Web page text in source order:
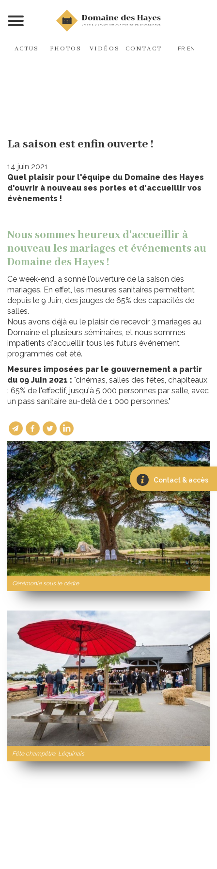
Contact & accès
ACTUS PHOTOS VIDÉOS CONTACT FR EN
La saison est enfin ouverte !
14 juin 2021
Quel plaisir pour l'équipe du Domaine des Hayes
d'ouvrir à nouveau ses portes et d'accueillir vos
évènements !
Nous sommes heureux d'accueillir à
nouveau les mariages et événements au
Domaine des Hayes !
Ce week-end, a sonné l'ouverture de la saison des
mariages. En effet, les mesures sanitaires permettent
depuis le 9 Juin, des jauges de 65% des capacités de
salles.
Nous avons déjà eu le plaisir de recevoir 3 mariages au
Domaine et plusieurs séminaires, et nous sommes
impatients d'accueillir tous les futurs événement
programmés cet été.
Mesures imposées par le gouvernement a partir
du 09 Juin 2021 : "cinémas, salles des fêtes, chapiteaux
: 65% de l'effectif, jusqu'à 5 000 personnes par salle, avec
un pass sanitaire au-delà de 1 000 personnes."
Cérémonie sous le cèdre
Fête champêtre, Léquinais